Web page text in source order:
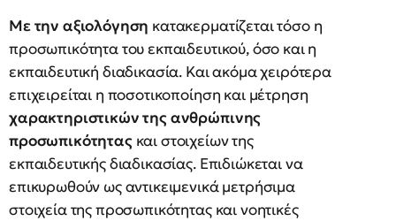
Με την αξιολόγηση κατακερματίζεται τόσο η
προσωπικότητα του εκπαιδευτικού, όσο και η
εκπαιδευτική διαδικασία. Και ακόμα χειρότερα
επιχειρείται η ποσοτικοποίηση και μέτρηση
χαρακτηριστικών της ανθρώπινης
προσωπικότηταςκαι στοιχείων της
εκπαιδευτικής διαδικασίας. Επιδιώκεται να
επικυρωθούν ως αντικειμενικά μετρήσιμα
στοιχεία της προσωπικότητας και νοητικές